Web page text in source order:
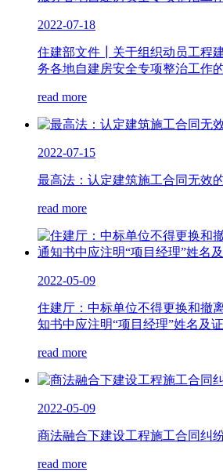
2022-07-18
住建部文件┃关于组织动员工程
务各地自建房安全专项整治工作
read more
2022-07-15
最高法：认定建筑施工合同无效
read more
2022-05-09
住建厅：中标单位不得更换和撤
知书中应注明“项目经理”姓名及证
read more
2022-05-09
商法融合下建设工程施工合同纠
read more